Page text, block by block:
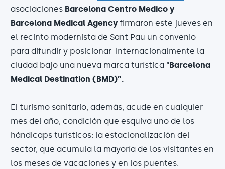
asociaciones Barcelona Centro Medico y
Barcelona Medical Agency firmaron este jueves en
el recinto modernista de Sant Pau un convenio
para difundir y posicionar internacionalmente la
ciudad bajo una nueva marca turística “Barcelona
Medical Destination (BMD)”.
El turismo sanitario, además, acude en cualquier
mes del año, condición que esquiva uno de los
hándicaps turísticos: la estacionalización del
sector, que acumula la mayoría de los visitantes en
los meses de vacaciones y en los puentes.